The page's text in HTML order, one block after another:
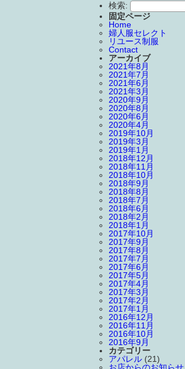
検索:
固定ページ
Home
婦人服セレクト
リユース制服
Contact
アーカイブ
2021年8月
2021年7月
2021年6月
2021年3月
2020年9月
2020年8月
2020年6月
2020年4月
2019年10月
2019年3月
2019年1月
2018年12月
2018年11月
2018年10月
2018年9月
2018年8月
2018年7月
2018年6月
2018年2月
2018年1月
2017年10月
2017年9月
2017年8月
2017年7月
2017年6月
2017年5月
2017年4月
2017年3月
2017年2月
2017年1月
2016年12月
2016年11月
2016年10月
2016年9月
カテゴリー
アパレル (21)